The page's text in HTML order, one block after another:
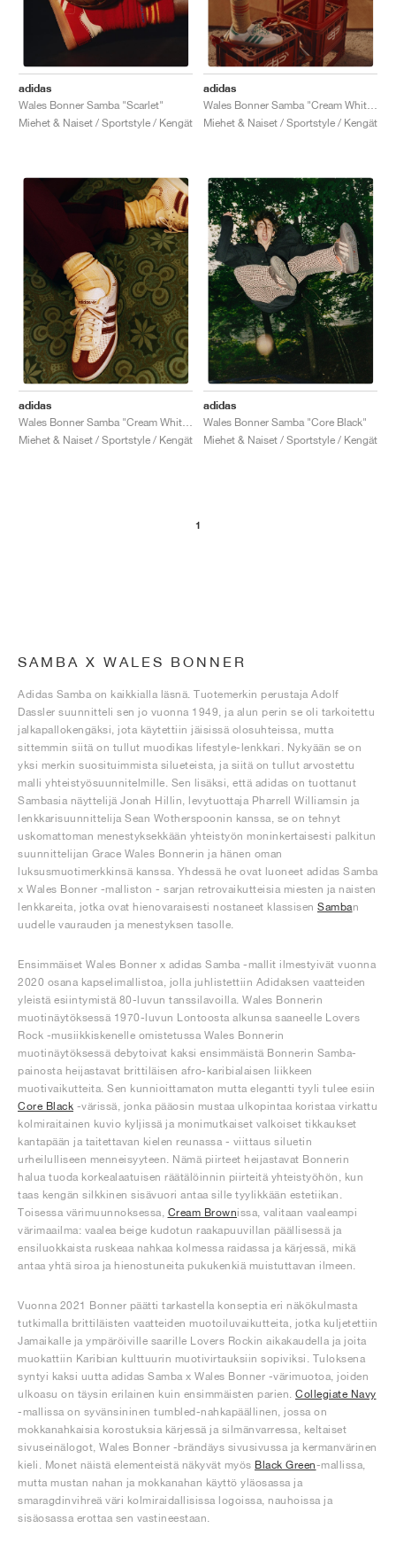
adidas
Wales Bonner Samba "Scarlet"
Miehet & Naiset / Sportstyle / Kengät
adidas
Wales Bonner Samba "Cream White & Bold Green"
Miehet & Naiset / Sportstyle / Kengät
adidas
Wales Bonner Samba "Cream White & Brown"
Miehet & Naiset / Sportstyle / Kengät
adidas
Wales Bonner Samba "Core Black"
Miehet & Naiset / Sportstyle / Kengät
1
SAMBA X WALES BONNER
Adidas Samba on kaikkialla läsnä. Tuotemerkin perustaja Adolf
Dassler suunnitteli sen jo vuonna 1949, ja alun perin se oli tarkoitettu
jalkapallokengäksi, jota käytettiin jäisissä olosuhteissa, mutta
sittemmin siitä on tullut muodikas lifestyle-lenkkari. Nykyään se on
yksi merkin suosituimmista silueteista, ja siitä on tullut arvostettu
malli yhteistyösuunnitelmille. Sen lisäksi, että adidas on tuottanut
Sambasia näyttelijä Jonah Hillin, levytuottaja Pharrell Williamsin ja
lenkkarisuunnittelija Sean Wotherspoonin kanssa, se on tehnyt
uskomattoman menestyksekkään yhteistyön moninkertaisesti palkitun
suunnittelijan Grace Wales Bonnerin ja hänen oman
luksusmuotimerkkinsä kanssa. Yhdessä he ovat luoneet adidas Samba
x Wales Bonner -malliston - sarjan retrovaikutteisia miesten ja naisten
lenkkareita, jotka ovat hienovaraisesti nostaneet klassisen Samban
uudelle vaurauden ja menestyksen tasolle.
Ensimmäiset Wales Bonner x adidas Samba -mallit ilmestyivät vuonna
2020 osana kapselimallistoa, jolla juhlistettiin Adidaksen vaatteiden
yleistä esiintymistä 80-luvun tanssilavoilla. Wales Bonnerin
muotinäytöksessä 1970-luvun Lontoosta alkunsa saaneelle Lovers
Rock -musiikkiskenelle omistetussa Wales Bonnerin
muotinäytöksessä debytoivat kaksi ensimmäistä Bonnerin Samba-
painosta heijastavat brittiläisen afro-karibialaisen liikkeen
muotivaikutteita. Sen kunnioittamaton mutta elegantti tyyli tulee esiin
Core Black -värissä, jonka pääosin mustaa ulkopintaa koristaa virkattu
kolmiraitainen kuvio kyljissä ja monimutkaiset valkoiset tikkaukset
kantapään ja taitettavan kielen reunassa - viittaus siluetin
urheilulliseen menneisyyteen. Nämä piirteet heijastavat Bonnerin
halua tuoda korkealaatuisen räätälöinnin piirteitä yhteistyöhön, kun
taas kengän silkkinen sisävuori antaa sille tyylikkään estetiikan.
Toisessa värimuunnoksessa, Cream Brownissa, valitaan vaaleampi
värimaailma: vaalea beige kudotun raakapuuvillan päällisessä ja
ensiluokkaista ruskeaa nahkaa kolmessa raidassa ja kärjessä, mikä
antaa yhtä siroa ja hienostuneita pukukenkiä muistuttavan ilmeen.
Vuonna 2021 Bonner päätti tarkastella konseptia eri näkökulmasta
tutkimalla brittiläisten vaatteiden muotoiluvaikutteita, jotka kuljetettiin
Jamaikalle ja ympäröiville saarille Lovers Rockin aikakaudella ja joita
muokattiin Karibian kulttuurin muotivirtauksiin sopiviksi. Tuloksena
syntyi kaksi uutta adidas Samba x Wales Bonner -värimuotoa, joiden
ulkoasu on täysin erilainen kuin ensimmäisten parien. Collegiate Navy
-mallissa on syvänsininen tumbled-nahkapäällinen, jossa on
mokkanahkaisia korostuksia kärjessä ja silmänvarressa, keltaiset
sivuseinälogot, Wales Bonner -brändäys sivusivussa ja kermanvärinen
kieli. Monet näistä elementeistä näkyvät myös Black Green-mallissa,
mutta mustan nahan ja mokkanahan käyttö yläosassa ja
smaragdinvihreä väri kolmiraidallisissa logoissa, nauhoissa ja
sisäosassa erottaa sen vastineestaan.